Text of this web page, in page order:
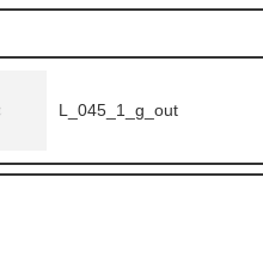
L_045_1_g_out